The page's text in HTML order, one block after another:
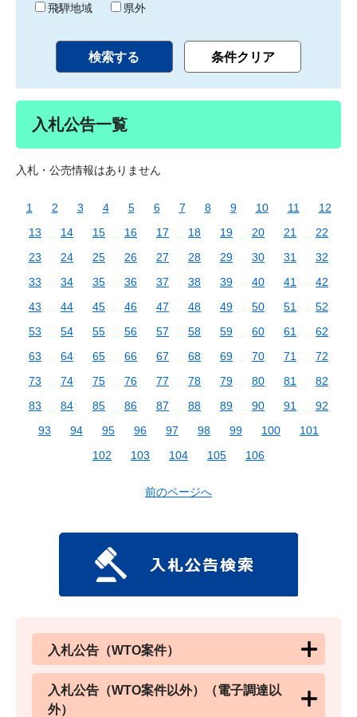
飛騨地域
県外
入札公告一覧
入札・公売情報はありません
1 2 3 4 5 6 7 8 9 10 11
12
13
14 15 16 17 18 19 20 21
22
23
24 25 26 27 28 29 30 31
32
33
34 35 36 37 38 39 40 41
42
43
44 45 46 47 48 49 50 51
52
53
54 55 56 57 58 59 60 61
62
63
64 65 66 67 68 69 70 71
72
73
74 75 76 77 78 79 80 81
82
83
84 85 86 87 88 89 90 91
92
93
94 95 96 97 98 99 100
101
102
103 104 105 106
前のページへ
入札公告（WTO案件）
入札公告（WTO案件以外）（電子調達以
外）